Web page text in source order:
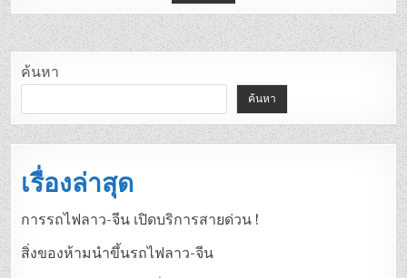
ค้นหา
ค้นหา
เรื่องล่าสุด
การรถไฟลาว-จีน เปิดบริการสายด่วน !
สิ่งของห้ามนำขึ้นรถไฟลาว-จีน